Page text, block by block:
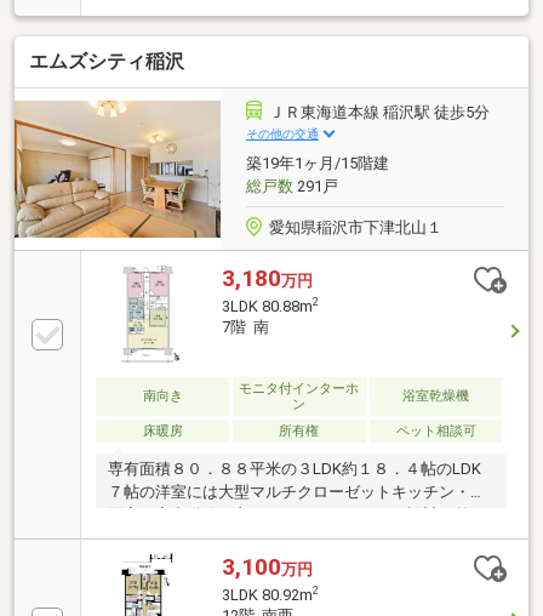
成長時の体長５０センチ、体重１０キロ以内。ペット
クラブ加入要。会費月額３００円。
エムズシティ稲沢
ＪＲ東海道本線 稲沢駅 徒歩5分
その他の交通
築19年1ヶ月/15階建
総戸数291戸
愛知県稲沢市下津北山１
3,180万円
3LDK 80.88m2
7階 南
南向き
モニタ付インターホ
ン
浴室乾燥機
床暖房 所有権 ペット相談可
専有面積８０．８８平米の３LDK約１８．４帖のLDK
７帖の洋室には大型マルチクローゼットキッチン・洗
な洋室とリビングダイニングキッチンにディスポーザ
ーバルコニーは奥行約２ｍ、スロップシンク有
3,100万円
3LDK 80.92m2